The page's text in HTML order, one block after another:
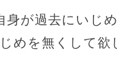
が過去にいじ
めを無くして欲